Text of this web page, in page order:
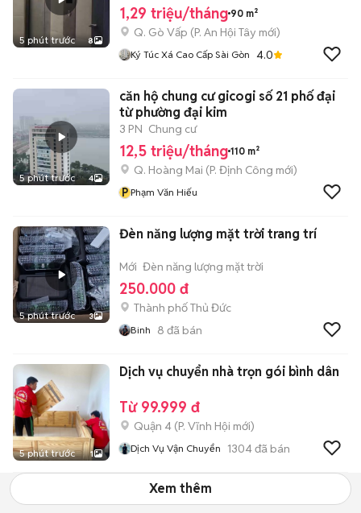
5 phút trước 8
1,29 triệu/tháng 90 m²
Q. Gò Vấp (P. An Hội Tây mới)
Ký Túc Xá Cao Cấp Sài Gòn 4.0
5 phút trước 4
căn hộ chung cư gicogi số 21 phố đại
từ phường đại kim
3 PN Chung cư
12,5 triệu/tháng 110 m²
Q. Hoàng Mai (P. Định Công mới)
P Phạm Văn Hiếu
5 phút trước 3
Đèn năng lượng mặt trời trang trí
Mới Đèn năng lượng mặt trời
250.000 đ
Thành phố Thủ Đức
Binh 8 đã bán
5 phút trước 1
Dịch vụ chuyển nhà trọn gói bình dân
Từ 99.999 đ
Quận 4 (P. Vĩnh Hội mới)
Dịch Vụ Vận Chuyển 1304đã bán
Xem thêm